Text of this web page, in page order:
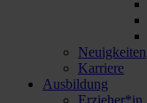
Neuigkeiten
Karriere
Ausbildung
Erzieher*in